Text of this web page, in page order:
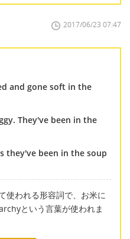
2017/06/23 07:47
and gone soft in the
They've been in the
they've been in the soup
使われる形容詞で、お米に
という言葉が使われま